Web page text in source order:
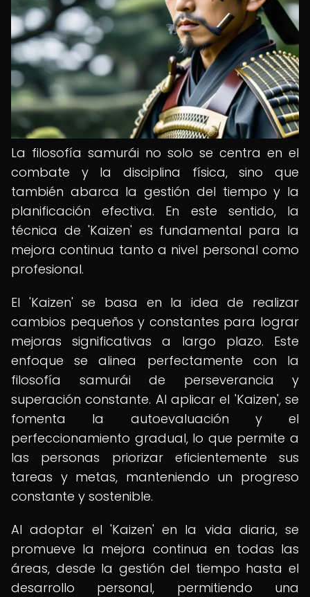
La filosofía samurái no solo se centra en el
combate y la disciplina física, sino que
también abarca la gestión del tiempo y la
planificación efectiva. En este sentido, la
técnica de 'Kaizen' es fundamental para la
mejora continua tanto a nivel personal como
profesional.
El 'Kaizen' se basa en la idea de realizar
cambios pequeños y constantes para lograr
mejoras significativas a largo plazo. Este
enfoque se alinea perfectamente con la
filosofía samurái de perseverancia y
superación constante. Al aplicar el 'Kaizen', se
fomenta la autoevaluación y el
perfeccionamiento gradual, lo que permite a
las personas priorizar eficientemente sus
tareas y metas, manteniendo un progreso
constante y sostenible.
Al adoptar el 'Kaizen' en la vida diaria, se
promueve la mejora continua en todas las
áreas, desde la gestión del tiempo hasta el
desarrollo personal, permitiendo una